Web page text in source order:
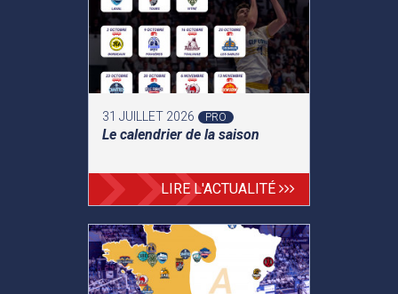
31 JUILLET 2026 PRO
Le calendrier de la saison
LIRE L'ACTUALITÉ